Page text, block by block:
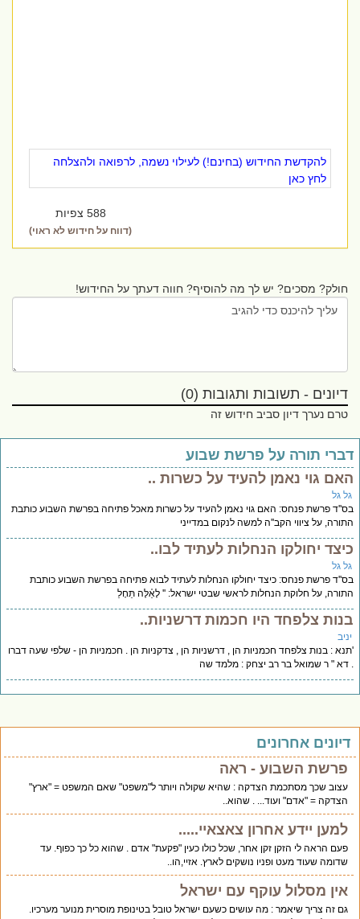
להקדשת החידוש (בחינם!) לעילוי נשמה, לרפואה ולהצלחה
לחץ כאן
588 צפיות
(דווח על חידוש לא ראוי)
חולק? מסכים? יש לך מה להוסיף? חווה דעתך על החידוש!
דיונים - תשובות ותגובות (0)
טרם נערך דיון סביב חידוש זה
תורה על פרשת שבוע
גוי נאמן להעיד על כשרות ..
גל
פרשת פנחס: האם גוי נאמן להעיד על כשרות מאכל פתיחה בפרשת השבוע כותבת
על ציווי הקב''ה למשה לנקום במדייני
יחולקו הנחלות לעתיד לבו..
גל
פרשת פנחס: כיצד יחולקו הנחלות לעתיד לבוא פתיחה בפרשת השבוע כותבת
על חלוקת הנחלות לראשי שבטי ישראל: '' לָאֵ֗לֶּה תֵּחָלֵ
צלפחד היו חכמות דרשניות..
: בנות צלפחד חכמניות הן , דרשניות הן , צדקניות הן . חכמניות הן - שלפי שעה דברו
" ר שמואל בר רב יצחק : מלמד שה
אחרונים
פרשת השבוע - ראה
עצוב שכך מסתכמת הצדקה : שהיא שקולה ויותר ל"משפט" שאם המשפט = "ארץ"
הצדקה = "אדם" ועוד... . שהוא..
למען יידע אחרון צאצאיי.....
פעם הראה לי הזקן זקן אחר, שכל כולו כעין "פקעת" אדם . שהוא כל כך כפוף. עד
שדומה שעוד מעט ופניו נושקים לארץ. אזיי,הו..
אין מסלול עוקף עם ישראל
גם זה צריך שיאמר : מה עושים כשעם ישראל טובל בטינופת מוסרית מנוער מערכיו.